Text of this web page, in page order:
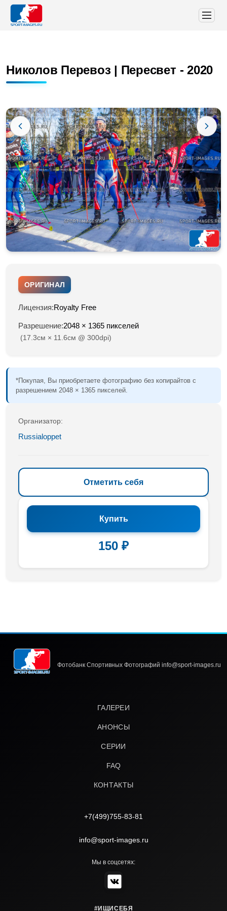
Николов Перевоз | Пересвет - 2020
ОРИГИНАЛ
Лицензия:Royalty Free
Разрешение:2048 × 1365 пикселей
(17.3см × 11.6см @ 300dpi)
*Покупая, Вы приобретаете фотографию без копирайтов с
разрешением 2048 × 1365 пикселей.
Организатор:
Russialoppet
Отметить себя
Купить
150 ₽
Фотобанк Спортивных Фотографий info@sport-images.ru
ГАЛЕРЕИ
АНОНСЫ
СЕРИИ
FAQ
КОНТАКТЫ
+7(499)755-83-81
info@sport-images.ru
Мы в соцсетях:
#ИЩИСЕБЯ